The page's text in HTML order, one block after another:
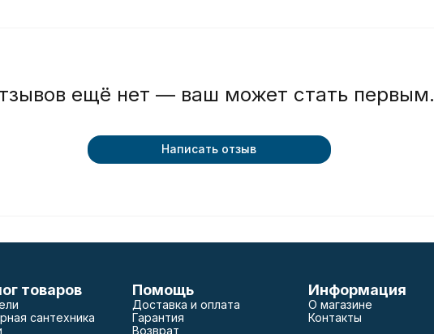
ещё нет — ваш может стать первым.
Написать отзыв
товаров
сантехника
Помощь
Доставка и оплата
Гарантия
Возврат
Информация
О магазине
Контакты